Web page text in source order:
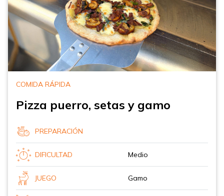
COMIDA RÁPIDA
Pizza puerro, setas y gamo
PREPARACIÓN
DIFICULTAD Medio
JUEGO Gamo